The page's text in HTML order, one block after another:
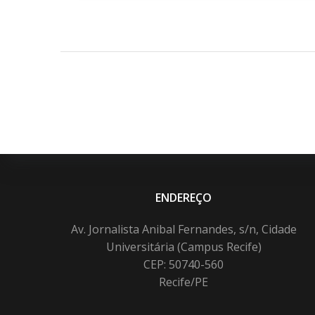
ENDEREÇO
Av. Jornalista Anibal Fernandes, s/n, Cidade
Universitária (Campus Recife)
CEP: 50740-560
Recife/PE